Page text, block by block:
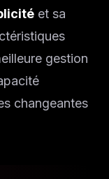
et sa
gestion
changeantes